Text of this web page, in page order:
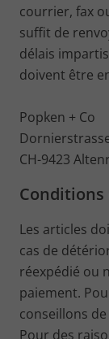
courrier, fax
suffit de
délais
doivent être
Popken + Co
CH-9423
Les articles
cas de
réexpédié ou
paiement.
conseillons
Pour des